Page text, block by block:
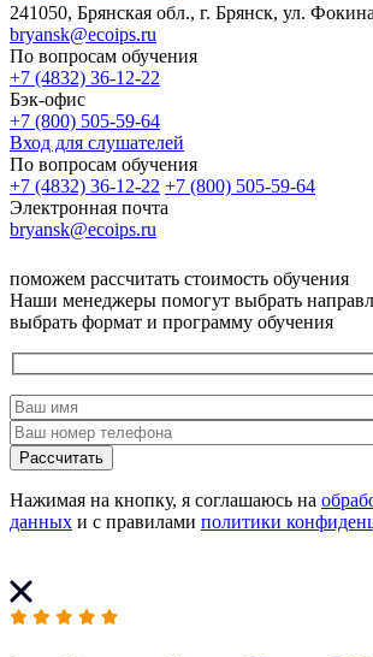
241050, Брянская обл., г. Брянск, ул.
bryansk@ecoips.ru
По вопросам обучения
+7 (4832) 36-12-22
Бэк-офис
+7 (800) 505-59-64
Вход для слушателей
По вопросам обучения
+7 (4832) 36-12-22 +7 (800) 505-59-64
Электронная почта
bryansk@ecoips.ru
поможем рассчитать стоимость обучения
Наши менеджеры помогут выбрать
выбрать формат и программу обучения
Рассчитать
Нажимая на кнопку, я соглашаюсь на
данных и с правилами политики